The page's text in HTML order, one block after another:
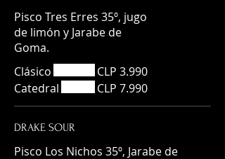
Pisco Tres Erres 35º, jugo
de limón y Jarabe de
Goma.
Clásico
CLP 3.990
Catedral
CLP 7.990
DRAKE SOUR
Pisco Los Nichos 35º, Jarabe de